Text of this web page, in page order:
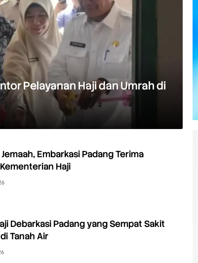
Pelayanan Haji dan Umrah di
Embarkasi Padang Terima
Haji
Debarkasi Padang yang Sempat Sakit
Tanah Air